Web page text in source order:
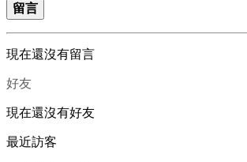
留言
現在還沒有留言
好友
現在還沒有好友
最近訪客